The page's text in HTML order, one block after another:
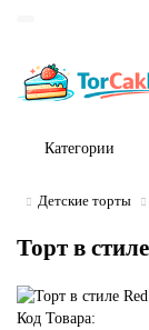
Категории
Детские торты
Торт в
Код Товара: